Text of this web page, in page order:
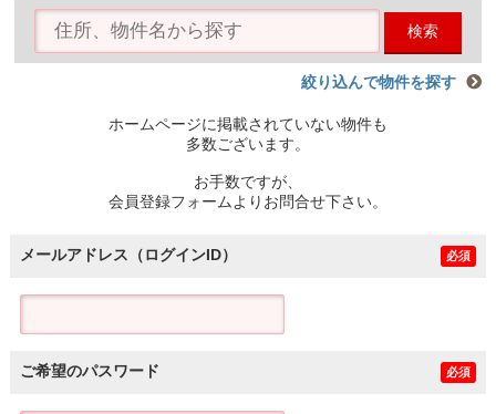
検索
絞り込んで物件を探す
ホームページに掲載されていない物件も
多数ございます。
お手数ですが、
会員登録フォームよりお問合せ下さい。
メールアドレス（ログインID） 必須
ご希望のパスワード 必須